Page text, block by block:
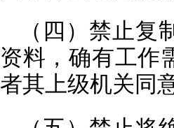
（四）禁止
资料，确有工作
者其上级机关同